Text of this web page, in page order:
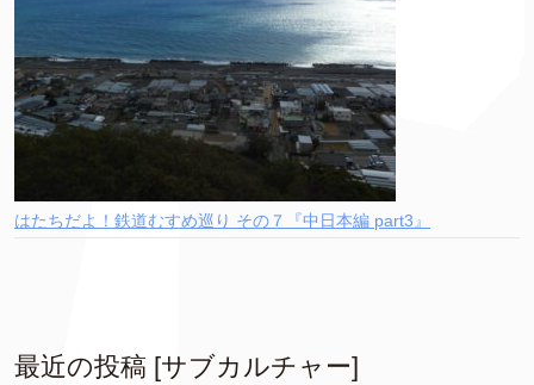
はたちだよ！鉄道むすめ巡り その７『中日本編 part3』
最近の投稿 [サブカルチャー]